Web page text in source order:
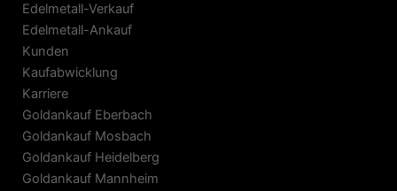
Edelmetall-Verkauf
Edelmetall-Ankauf
Kunden
Kaufabwicklung
Karriere
Goldankauf Eberbach
Goldankauf Mosbach
Goldankauf Heidelberg
Goldankauf Mannheim